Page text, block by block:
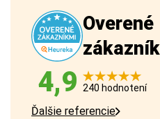
Overené
4,9 240 hodnotení
Ďalšie referencie